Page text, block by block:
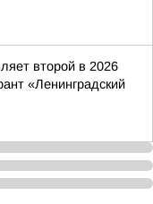
второй в 2026
«Ленинградский